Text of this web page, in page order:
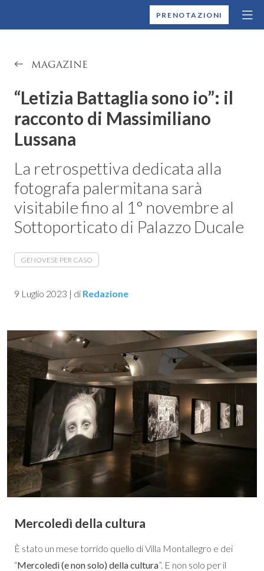
MONTALLEGROPRENOTAZIONI
MAGAZINE
“Letizia Battaglia sono io”: il
racconto di Massimiliano
Lussana
La retrospettiva dedicata alla
fotografa palermitana sarà
visitabile fino al 1° novembre al
Sottoporticato di Palazzo Ducale
GENOVESE PER CASO
9 Luglio 2023 | di Redazione
Mercoledì della cultura
È stato un mese torrido quello di Villa Montallegro e dei
“Mercoledì (e non solo) della cultura”. E non solo per il